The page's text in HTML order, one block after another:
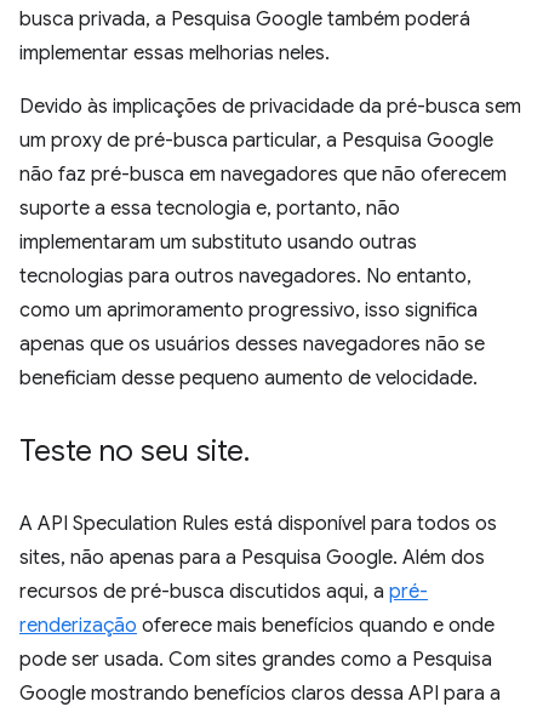
busca privada, a Pesquisa Google também poderá
implementar essas melhorias neles.
Devido às implicações de privacidade da pré-busca sem
um proxy de pré-busca particular, a Pesquisa Google
não faz pré-busca em navegadores que não oferecem
suporte a essa tecnologia e, portanto, não
implementaram um substituto usando outras
tecnologias para outros navegadores. No entanto,
como um aprimoramento progressivo, isso significa
apenas que os usuários desses navegadores não se
beneficiam desse pequeno aumento de velocidade.
Teste no seu site.
A API Speculation Rules está disponível para todos os
sites, não apenas para a Pesquisa Google. Além dos
recursos de pré-busca discutidos aqui, a pré-
renderização oferece mais benefícios quando e onde
pode ser usada. Com sites grandes como a Pesquisa
Google mostrando benefícios claros dessa API para a